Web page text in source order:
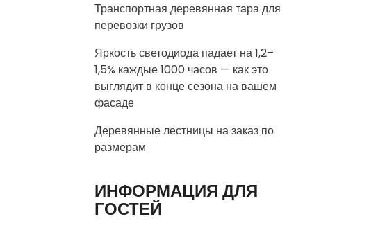
Транспортная деревянная тара для
перевозки грузов
Яркость светодиода падает на 1,2–
1,5% каждые 1000 часов — как это
выглядит в конце сезона на вашем
фасаде
Деревянные лестницы на заказ по
размерам
ИНФОРМАЦИЯ ДЛЯ
ГОСТЕЙ